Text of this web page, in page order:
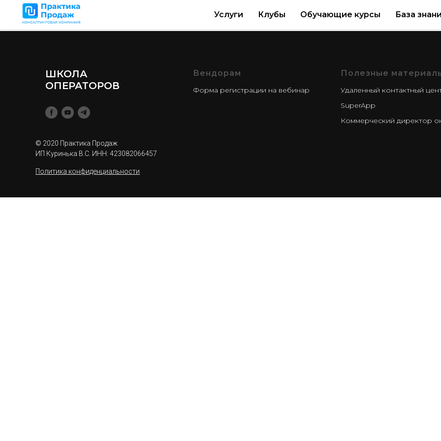
Услуги Клубы Обучающие курсы База
Политика конфиденциальности
ШКОЛА
ОПЕРАТОРОВ
Вендорам
Форма регистрации на вебинар
Полезные
Удаленный контактный
SuperApp
Коммерческий директор
© 2020 Практика Продаж
ИП Куринька В.С. ИНН: 423082066457
Политика конфиденциальности